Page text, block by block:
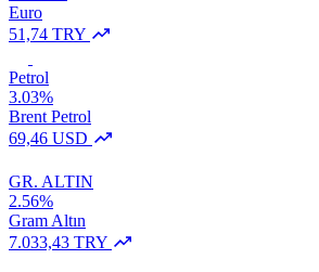
Euro
51,74 TRY
Petrol
3.03%
Brent Petrol
69,46 USD
GR. ALTIN
2.56%
Gram Altın
7.033,43 TRY